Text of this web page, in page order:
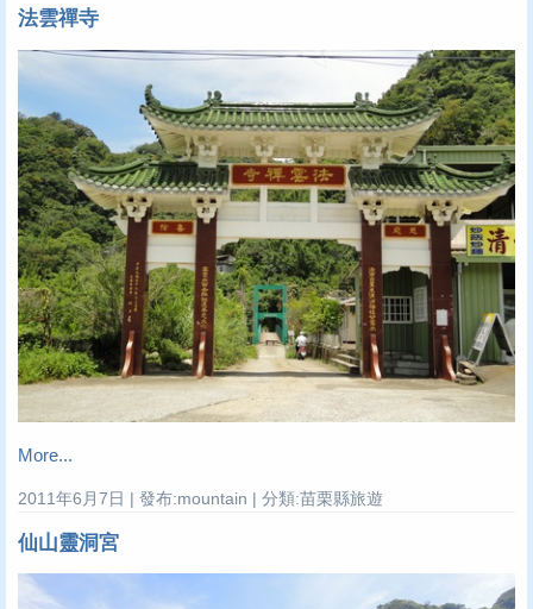
法雲禪寺
More...
2011年6月7日 | 發布:mountain | 分類:苗栗縣旅遊
仙山靈洞宮